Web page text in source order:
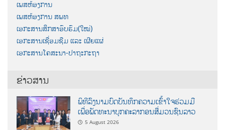
ເພສຫ້ອງການ
ເພສຫ້ອງການ ສພທ
ເອກະສານສຶກສາອົບຮົມ(ໃໝ່)
ເອກະສານເຊື່ອມຊືມ ແລະ ເຜີຍແຜ່
ເອກະສານໂຄສະນາ-ປາຖະກະຖາ
ຂ່າວສານ
ພິທີລົງນາມບົດບັນທຶກຄວາມເຂົ້າໃຈຮ່ວມມື
ເພື່ອພັດທະນາບຸກຄະລາກອນສື່ມວນຊົນລາວ
5 August 2026